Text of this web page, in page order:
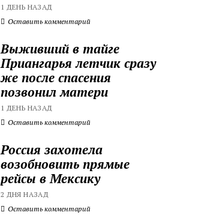
1 ДЕНЬ НАЗАД
Оставить комментарий
Выживший в тайге
Приангарья летчик сразу
же после спасения
позвонил матери
1 ДЕНЬ НАЗАД
Оставить комментарий
Россия захотела
возобновить прямые
рейсы в Мексику
2 ДНЯ НАЗАД
Оставить комментарий